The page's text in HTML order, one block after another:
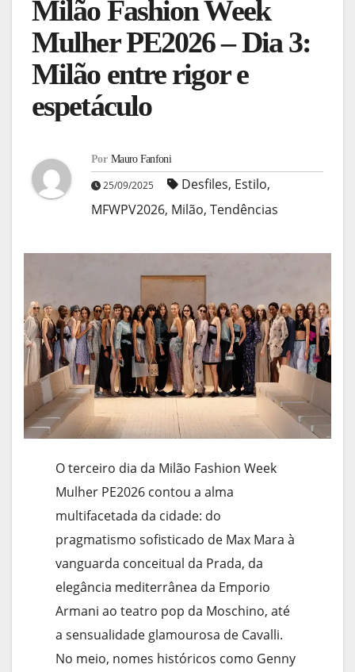
Milão Fashion Week
Mulher PE2026 – Dia 3:
Milão entre rigor e
espetáculo
Por Mauro Fanfoni
25/09/2025 Desfiles, Estilo,
MFWPV2026, Milão, Tendências
O terceiro dia da Milão Fashion Week
Mulher PE2026 contou a alma
multifacetada da cidade: do
pragmatismo sofisticado de Max Mara à
vanguarda conceitual da Prada, da
elegância mediterrânea da Emporio
Armani ao teatro pop da Moschino, até
a sensualidade glamourosa de Cavalli.
No meio, nomes históricos como Genny